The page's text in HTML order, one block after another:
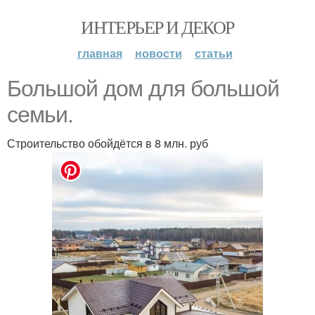
ИНТЕРЬЕР И ДЕКОР
главная новости статьи
Большой дом для большой
семьи.
Строительство обойдётся в 8 млн. руб